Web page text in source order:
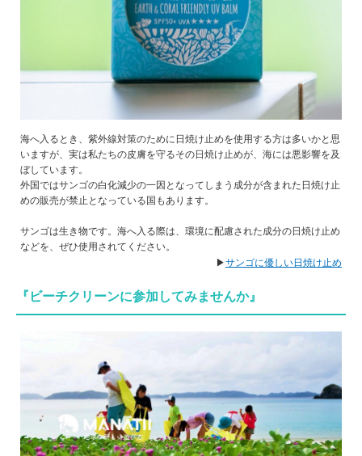
海へ入るとき、紫外線対策のために日焼け止めを使用する方は多いかと思
いますが、実は私たちの皮膚を守るその日焼け止めが、海には悪影響を及
ぼしています。
外国ではサンゴの白化減少の一因となってしまう成分が含まれた日焼け止
めの販売が禁止となっている国もあります。
サンゴは生き物です。海へ入る際は、環境に配慮された成分の日焼け止め
などを、ぜひ使用されてください。
▶サンゴに優しい日焼け止め
『ビーチクリーンに参加してみませんか』